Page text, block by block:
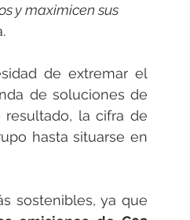
y maximicen sus
de extremar el
de soluciones de
la cifra de
hasta situarse en
sostenibles, ya que